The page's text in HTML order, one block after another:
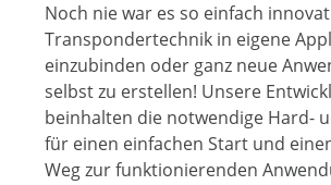
Noch nie war es so einfach
Transpondertechnik in eigene
einzubinden oder ganz neue
selbst zu erstellen! Unsere
beinhalten die notwendige Hard-
für einen einfachen Start und
Weg zur funktionierenden